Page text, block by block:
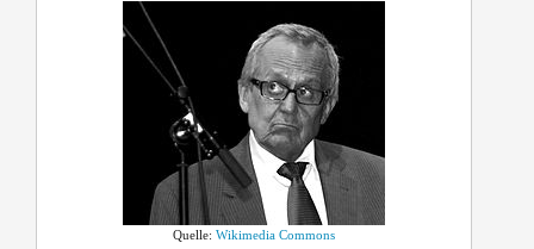
Quelle:Wikimedia Commons